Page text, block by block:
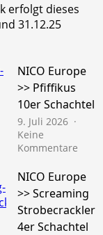
erfolgt dieses
31.12.25
NICO Europe
>> Pfiffikus
10er Schachtel
9. Juli 2026
Keine
Kommentare
10er
NICO Europe
>> Screaming
Strobecrackler
4er Schachtel